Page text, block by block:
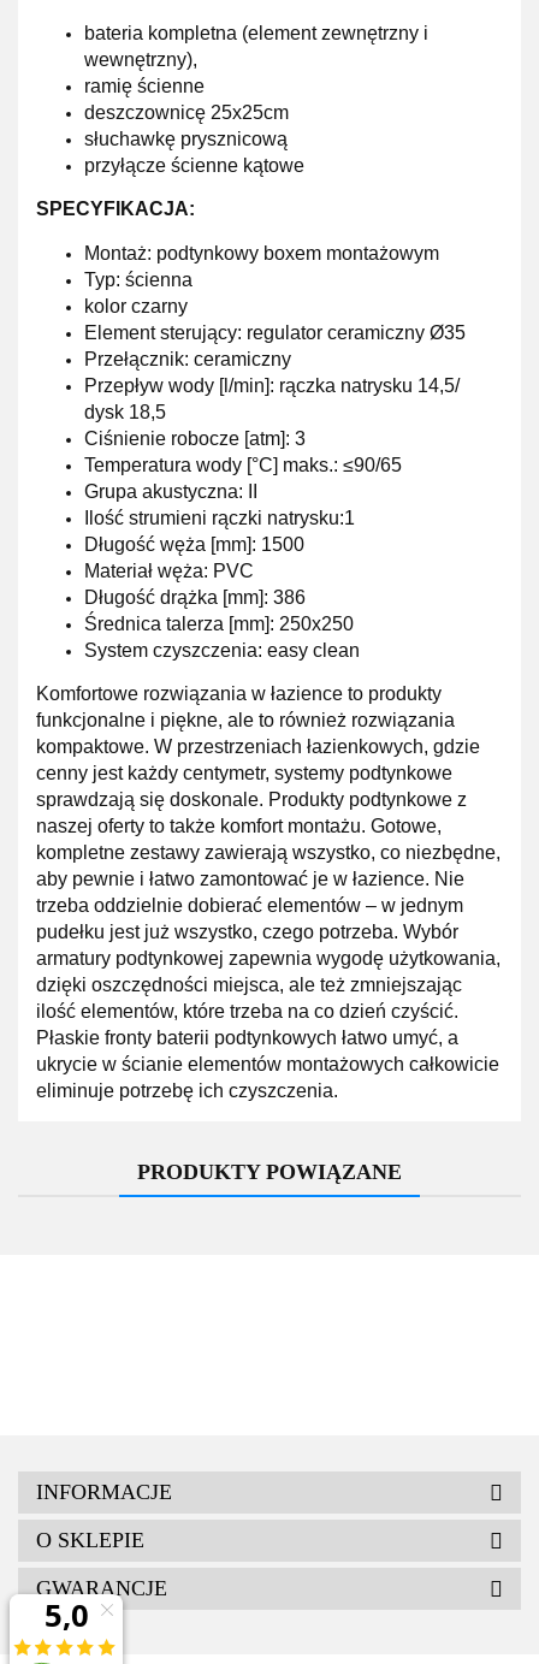
bateria kompletna (element zewnętrzny i
wewnętrzny),
ramię ścienne
deszczownicę 25x25cm
słuchawkę prysznicową
przyłącze ścienne kątowe
SPECYFIKACJA:
Montaż: podtynkowy boxem montażowym
Typ: ścienna
kolor czarny
Element sterujący: regulator ceramiczny Ø35
Przełącznik: ceramiczny
Przepływ wody [l/min]: rączka natrysku 14,5/
dysk 18,5
Ciśnienie robocze [atm]: 3
Temperatura wody [°C] maks.: ≤90/65
Grupa akustyczna: II
Ilość strumieni rączki natrysku:1
Długość węża [mm]: 1500
Materiał węża: PVC
Długość drążka [mm]: 386
Średnica talerza [mm]: 250x250
System czyszczenia: easy clean
Komfortowe rozwiązania w łazience to produkty
funkcjonalne i piękne, ale to również rozwiązania
kompaktowe. W przestrzeniach łazienkowych, gdzie
cenny jest każdy centymetr, systemy podtynkowe
sprawdzają się doskonale. Produkty podtynkowe z
naszej oferty to także komfort montażu. Gotowe,
kompletne zestawy zawierają wszystko, co niezbędne,
aby pewnie i łatwo zamontować je w łazience. Nie
trzeba oddzielnie dobierać elementów – w jednym
pudełku jest już wszystko, czego potrzeba. Wybór
armatury podtynkowej zapewnia wygodę użytkowania,
dzięki oszczędności miejsca, ale też zmniejszając
ilość elementów, które trzeba na co dzień czyścić.
Płaskie fronty baterii podtynkowych łatwo umyć, a
ukrycie w ścianie elementów montażowych całkowicie
eliminuje potrzebę ich czyszczenia.
PRODUKTY POWIĄZANE
INFORMACJE
O SKLEPIE
GWARANCJE